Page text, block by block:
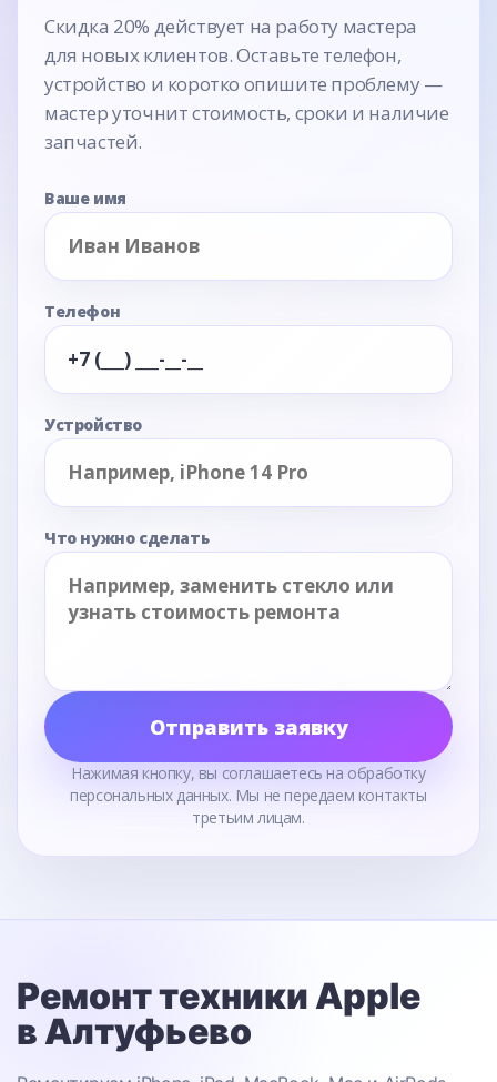
Скидка 20% действует на работу мастера
для новых клиентов. Оставьте телефон,
устройство и коротко опишите проблему —
мастер уточнит стоимость, сроки и наличие
запчастей.
Ваше имя
Телефон
Устройство
Что нужно сделать
Отправить заявку
Нажимая кнопку, вы соглашаетесь на обработку
персональных данных. Мы не передаем контакты
третьим лицам.
Ремонт техники Apple
в Алтуфьево